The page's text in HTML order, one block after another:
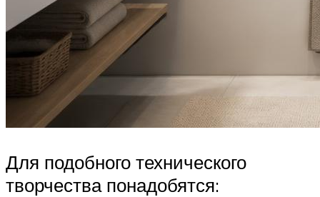
Для подобного технического
творчества понадобятся: